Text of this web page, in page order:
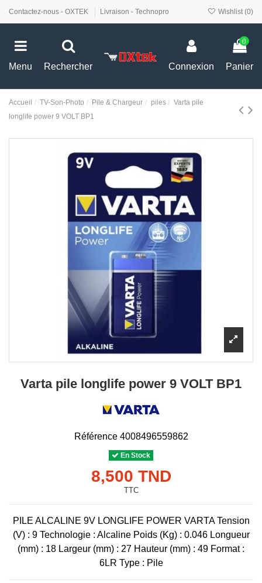
Contactez-nous - OXTEK Livraison - Technopro Wishlist (0)
Menu Rechercher Connexion
0
Panier
Accueil TV-Son-Photo Pile & Chargeur piles
Varta pile
longlife power 9 VOLT BP1
Varta pile longlife power 9 VOLT BP1
Référence 4008496559862
En Stock
8,500 TND
TTC
PILE ALCALINE 9V LONGLIFE POWER VARTA Tension
(V) : 9 Technologie : Alcaline Poids (Kg) : 0.046 Longueur
(mm) : 18 Largeur (mm) : 27 Hauteur (mm) : 49 Format :
6LR Type : Pile